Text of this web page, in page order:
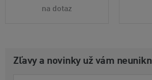
na dotaz
Zľavy a novinky už vám